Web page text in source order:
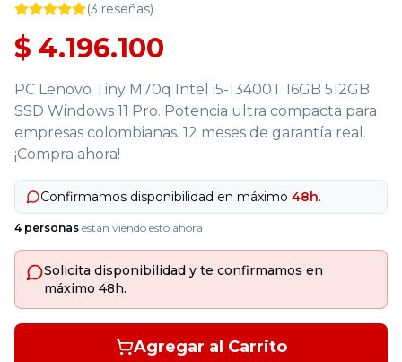
(3 reseñas)
$ 4.196.100
PC Lenovo Tiny M70q Intel i5-13400T 16GB 512GB
SSD Windows 11 Pro. Potencia ultra compacta para
empresas colombianas. 12 meses de garantía real.
¡Compra ahora!
Confirmamos disponibilidad en máximo 48h.
4 personas están viendo esto ahora
Solicita disponibilidad y te confirmamos en
máximo 48h.
Agregar al Carrito